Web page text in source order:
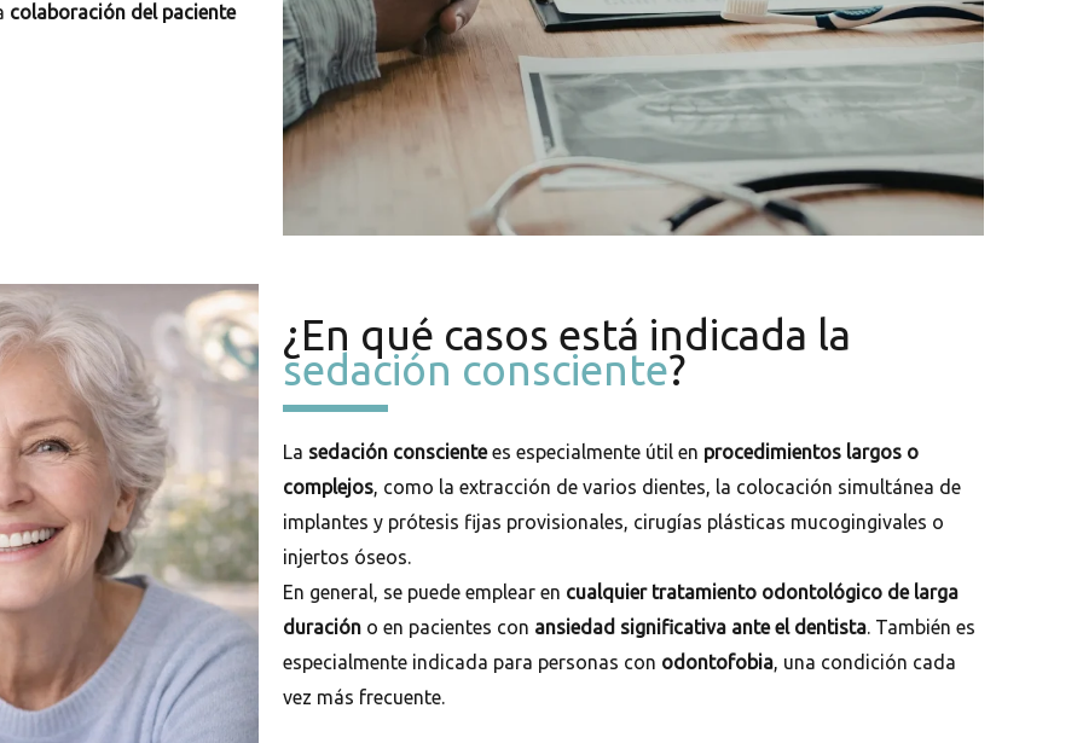
colaboración del paciente
¿En qué casos está indicada la
sedación consciente?
La sedación conscientees especialmente útil en procedimientos largos o
complejos, como la extracción de varios dientes, la colocación simultánea de
implantes y prótesis fijas provisionales, cirugías plásticas mucogingivales o
injertos óseos.
En general, se puede emplear en cualquier tratamiento odontológico de larga
duración o en pacientes con ansiedad significativa ante el dentista. También es
especialmente indicada para personas con odontofobia, una condición cada
vez más frecuente.